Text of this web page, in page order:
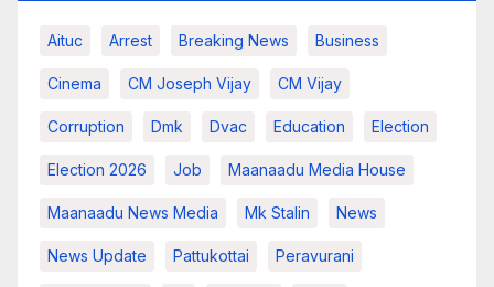
Aituc Arrest Breaking News​ Business
Cinema CM Joseph Vijay CM Vijay
Corruption Dmk Dvac Education Election
Election 2026 Job Maanaadu Media House
Maanaadu News Media Mk Stalin News
News Update Pattukottai Peravurani